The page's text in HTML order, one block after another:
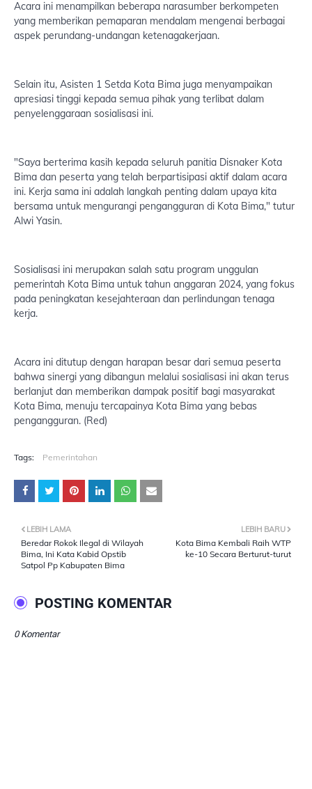
Acara ini menampilkan beberapa narasumber berkompeten
yang memberikan pemaparan mendalam mengenai berbagai
aspek perundang-undangan ketenagakerjaan.
Selain itu, Asisten 1 Setda Kota Bima juga menyampaikan
apresiasi tinggi kepada semua pihak yang terlibat dalam
penyelenggaraan sosialisasi ini.
"Saya berterima kasih kepada seluruh panitia Disnaker Kota
Bima dan peserta yang telah berpartisipasi aktif dalam acara
ini. Kerja sama ini adalah langkah penting dalam upaya kita
bersama untuk mengurangi pengangguran di Kota Bima," tutur
Alwi Yasin.
Sosialisasi ini merupakan salah satu program unggulan
pemerintah Kota Bima untuk tahun anggaran 2024, yang fokus
pada peningkatan kesejahteraan dan perlindungan tenaga
kerja.
Acara ini ditutup dengan harapan besar dari semua peserta
bahwa sinergi yang dibangun melalui sosialisasi ini akan terus
berlanjut dan memberikan dampak positif bagi masyarakat
Kota Bima, menuju tercapainya Kota Bima yang bebas
pengangguran. (Red)
Tags: Pemerintahan
LEBIH BARU
Kota Bima Kembali Raih WTP
ke-10 Secara Berturut-turut
LEBIH LAMA
Beredar Rokok Ilegal di Wilayah
Bima, Ini Kata Kabid Opstib
Satpol Pp Kabupaten Bima
POSTING KOMENTAR
0 Komentar